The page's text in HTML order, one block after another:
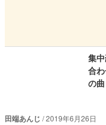
集
合
の曲
田端あんじ 2019年6月26日